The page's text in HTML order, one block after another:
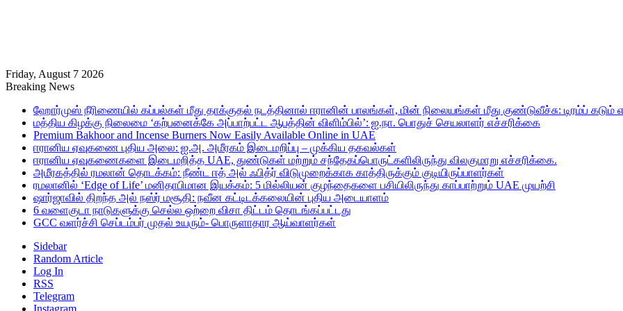
Friday, August 7 2026
Breaking News
ஹோர்முஸ் நீரிணையில் கப்பல்கள் மீது தாக்குதல் நடத்தினால் ஈரானின் பாலங்கள், மின் நிலையங்கள் மீது குண்டுவீச்சு: டிரம்ப் கடும்
மத்திய கிழக்கு நிலைமை ‘கற்பனைக்கே அப்பாற்பட்ட ஆபத்தின் விளிம்பில்’: ஐ.நா. பொதுச் செயலாளர் எச்சரிக்கை
Premium Bakhoor and Incense Burners Now Easily Available Online in UAE
ஈரானிய ஏவுகணை புதிய அலை: ஐ.அ. அமீரகம் இடைமறிப்பு – முக்கிய தகவல்கள்
ஈரானிய ஏவுகணைகளை இடைமறித்த UAE, துண்டுகள் மற்றும் சந்தேகப்பொருட்களிலிருந்து விலகுமாறு எச்சரிக்கை.
அமீரகத்தில் ரமலான் தொடக்கம்: நீண்ட ஈத் அல் ஃபித்ர் விடுமுறைக்காக காத்திருக்கும் குடியிருப்பாளர்கள்
ரமலானில் ‘Edge of Life’ மனிதாபிமான இயக்கம்: 5 மில்லியன் குழந்தைகளை பசியிலிருந்து காப்பாற்றும் UAE முயற்சி
ஷார்ஜாவில் திறந்த அல் நஸ்ர் மசூதி: நவீன கட்டிடக்கலையின் புதிய அடையாளம்
6 வளைகுடா நாடுகளுக்கு செல்ல ஒற்றை விசா திட்டம் தொடங்கப்பட்டது
GCC வளர்ச்சி செப்டம்பர் முதல் உயரும்- பொருளாதார ஆய்வாளர்கள்
Sidebar
Random Article
Log In
RSS
Telegram
Instagram